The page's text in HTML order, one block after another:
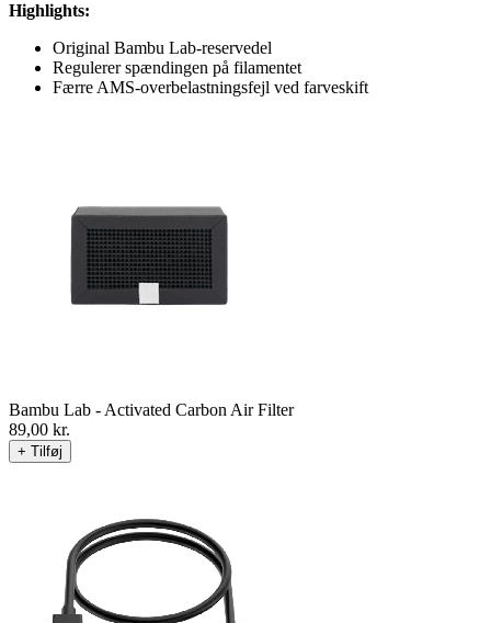
Highlights:
Original Bambu Lab-reservedel
Regulerer spændingen på filamentet
Færre AMS-overbelastningsfejl ved farveskift
Bambu Lab - Activated Carbon Air Filter
89,00 kr.
+ Tilføj